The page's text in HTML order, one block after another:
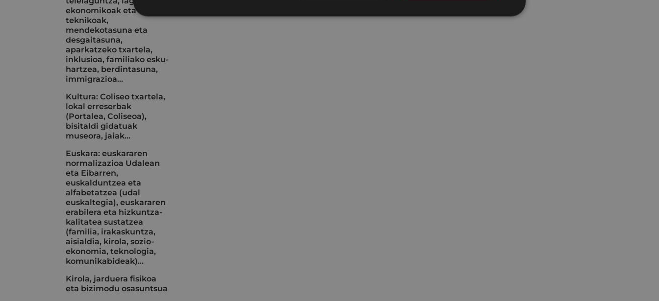
ekonomikoak eta
teknikoak,
mendekotasuna eta
desgaitasuna,
aparkatzeko txartela,
inklusioa, familiako esku-
hartzea, berdintasuna,
immigrazioa...
Kultura: Coliseo txartela,
lokal erreserbak
(Portalea, Coliseoa),
bisitaldi gidatuak
museora, jaiak...
Euskara: euskararen
normalizazioa Udalean
eta Eibarren,
euskalduntzea eta
alfabetatzea (udal
euskaltegia), euskararen
erabilera eta hizkuntza-
kalitatea sustatzea
(familia, irakaskuntza,
aisialdia, kirola, sozio-
ekonomia, teknologia,
komunikabideak)…
Kirola, jarduera fisikoa
eta bizimodu osasuntsua